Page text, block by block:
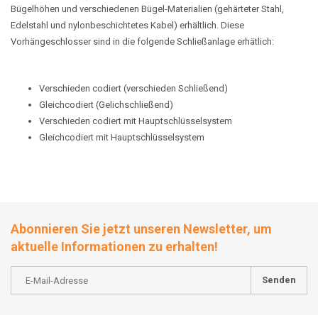
Bügelhöhen und verschiedenen Bügel-Materialien (gehärteter Stahl,
Edelstahl und nylonbeschichtetes Kabel) erhältlich. Diese
Vorhängeschlosser sind in die folgende Schließanlage erhätlich:
Verschieden codiert (verschieden Schließend)
Gleichcodiert (Gelichschließend)
Verschieden codiert mit Hauptschlüsselsystem
Gleichcodiert mit Hauptschlüsselsystem
Abonnieren Sie jetzt unseren Newsletter, um
aktuelle Informationen zu erhalten!
Senden